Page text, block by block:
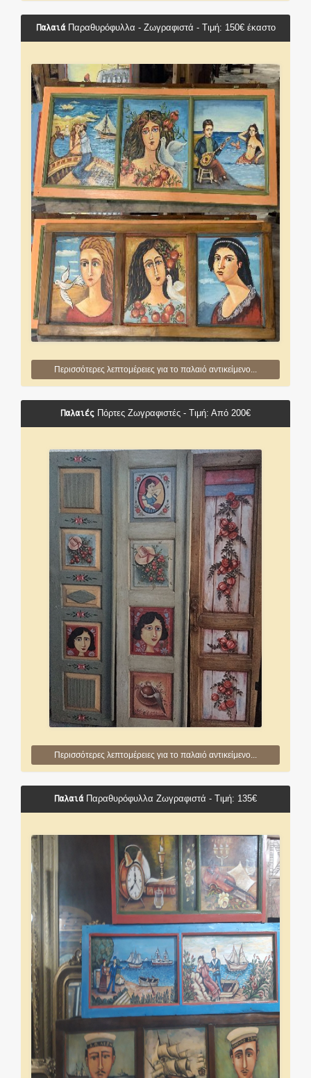
ΠαλαιάΠαραθυρόφυλλα - Ζωγραφιστά - Τιμή: 150€ έκαστο
Περισσότερες λεπτομέρειες για το παλαιό αντικείμενο...
Παλαιές Πόρτες Ζωγραφιστές - Τιμή: Από 200€
Περισσότερες λεπτομέρειες για το παλαιό αντικείμενο...
ΠαλαιάΠαραθυρόφυλλα Ζωγραφιστά - Τιμή: 135€